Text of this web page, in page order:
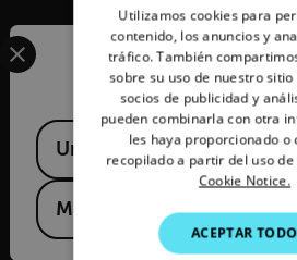
Acerca de Flir
Tecnologías Teledyne
Teledyne FLIR Defense
Confirm
Select your preferred country and
Available Locations
United States
Mexico
Utilizamos cookies para
contenido, los anuncios y
tráfico. También
sobre su uso de nuestro
socios de publicidad y
pueden combinarla con otra
les haya proporcionado o
recopilado a partir del uso de
Cookie Notice.
ACEPTAR TODO